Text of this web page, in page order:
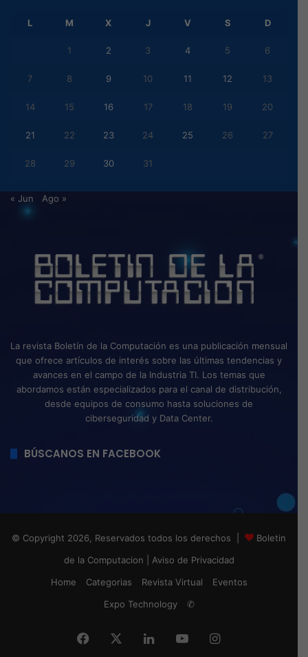
L M X J V S D
1 2 3 4 5 6
7 8 9 10 11 12 13
14 15 16 17 18 19 20
21 22 23 24 25 26 27
28 29 30 31
« Jun Ago »
La revista Boletín de la Computación es una publicación mensual
que ofrece artículos de interés sobre las últimas tendencias y
avances en el campo de la Industria TI. Los temas que
abordamos están especializados para el canal de distribución,
desde equipos de consumo hasta soluciones de
ciberseguridad y Data Center.
BÚSCANOS EN FACEBOOK
© Copyright 2026, Reservados todos los derechos |
Boletin
de la Computacion
Aviso de Privacidad
Home
Categorias Revista Virtual
Eventos
Expo Technology
✆
Facebook LinkedInYouTubeInstagram